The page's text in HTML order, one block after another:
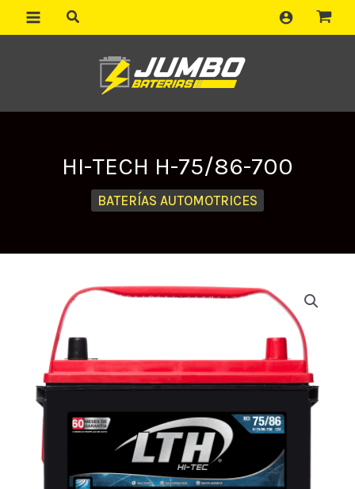
al
HI-TECH H-75/86-700
BATERÍAS AUTOMOTRICES